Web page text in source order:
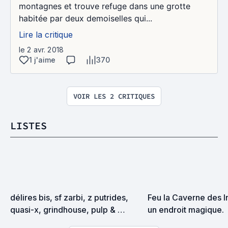
montagnes et trouve refuge dans une grotte
habitée par deux demoiselles qui...
Lire la critique
le 2 avr. 2018
1 j'aime
370
VOIR LES 2 CRITIQUES
LISTES
délires bis, sf zarbi, z putrides,
quasi-x, grindhouse, pulp &
Feu la Caverne des
un endroit magique.